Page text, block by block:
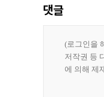
댓글